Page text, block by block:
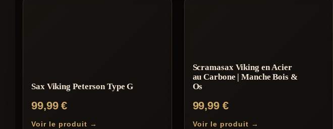
Sax Viking Peterson Type G
99,99€
Voir le produit →
Scramasax Viking en Acier
au Carbone | Manche Bois &
Os
99,99 €
Voir le produit →